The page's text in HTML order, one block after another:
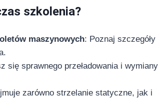
szkolenia?
maszynowych: Poznaj szczegóły
się sprawnego przeładowania i wymiany
zarówno strzelanie statyczne, jak i